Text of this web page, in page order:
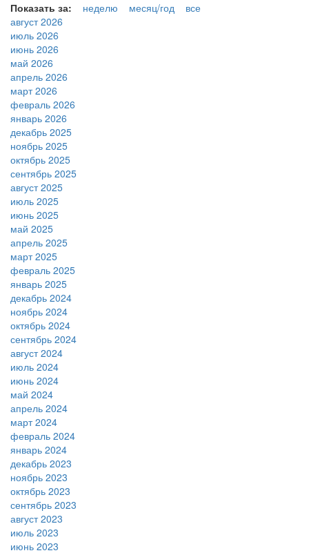
Показать за: неделю месяц/год
все
август 2026
июль 2026
июнь 2026
май 2026
апрель 2026
март 2026
февраль 2026
январь 2026
декабрь 2025
ноябрь 2025
октябрь 2025
сентябрь 2025
август 2025
июль 2025
июнь 2025
май 2025
апрель 2025
март 2025
февраль 2025
январь 2025
декабрь 2024
ноябрь 2024
октябрь 2024
сентябрь 2024
август 2024
июль 2024
июнь 2024
май 2024
апрель 2024
март 2024
февраль 2024
январь 2024
декабрь 2023
ноябрь 2023
октябрь 2023
сентябрь 2023
август 2023
июль 2023
июнь 2023